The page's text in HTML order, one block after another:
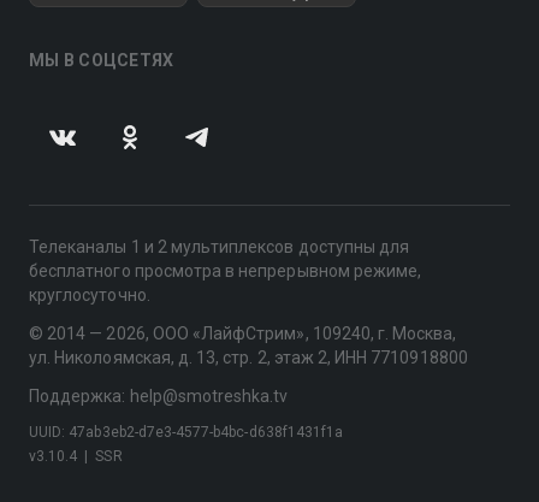
МЫ В СОЦСЕТЯХ
Телеканалы 1 и 2 мультиплексов доступны для
бесплатного просмотра в непрерывном режиме,
круглосуточно.
© 2014 — 2026, ООО «ЛайфСтрим», 109240, г. Москва,
ул. Николоямская, д. 13, стр. 2, этаж 2, ИНН 7710918800
Поддержка: help@smotreshka.tv
v3.10.4 SSR
UUID: 47ab3eb2-d7e3-4577-b4bc-d638f1431f1a